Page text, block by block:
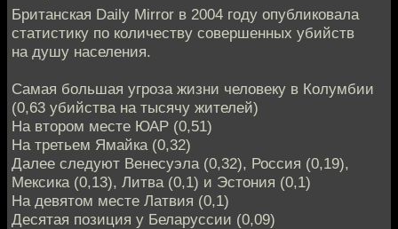
Британская Daily Mirror в 2004 году опубликовала
статистику по количеству совершенных убийств
на душу населения.
Самая большая угроза жизни человеку в Колумбии
(0,63 убийства на тысячу жителей)
На втором месте ЮАР (0,51)
На третьем Ямайка (0,32)
Далее следуют Венесуэла (0,32), Россия (0,19),
Мексика (0,13), Литва (0,1) и Эстония (0,1)
На девятом месте Латвия (0,1)
Десятая позиция у Беларуссии (0,09)